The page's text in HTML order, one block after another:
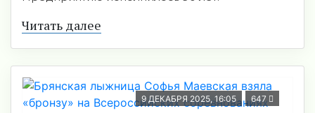
Читать далее
9 ДЕКАБРЯ 2025, 16:05 647